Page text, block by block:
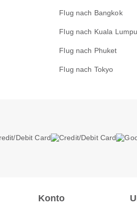
Flug nach Bangkok
Flug nach Kuala
Flug nach Phuket
Flug nach Tokyo
Konto